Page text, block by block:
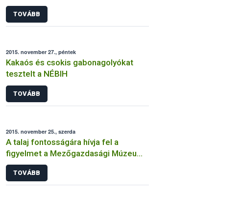
TOVÁBB
2015. november 27., péntek
Kakaós és csokis gabonagolyókat
tesztelt a NÉBIH
TOVÁBB
2015. november 25., szerda
A talaj fontosságára hívja fel a
figyelmet a Mezőgazdasági Múzeum
időszaki kiállítása
TOVÁBB